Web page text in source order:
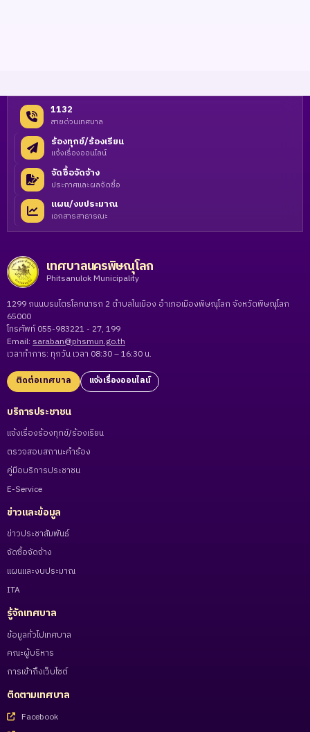
1132
สายด่วนเทศบาล
ร้องทุกข์/ร้องเรียน
แจ้งเรื่องออนไลน์
จัดซื้อจัดจ้าง
ประกาศและผลจัดซื้อ
แผน/งบประมาณ
เอกสารสาธารณะ
เทศบาลนครพิษณุโลก
Phitsanulok Municipality
1299 ถนนบรมไตรโลกนารถ 2 ตำบลในเมือง อำเภอเมืองพิษณุโลก จังหวัดพิษณุโลก
65000
โทรศัพท์ 055-983221 - 27, 199
Email: saraban@phsmun.go.th
เวลาทำการ: ทุกวัน เวลา 08:30 – 16:30 น.
ติดต่อเทศบาล แจ้งเรื่องออนไลน์
บริการประชาชน
แจ้งเรื่องร้องทุกข์/ร้องเรียน
ตรวจสอบสถานะคำร้อง
คู่มือบริการประชาชน
E-Service
ข่าวและข้อมูล
ข่าวประชาสัมพันธ์
จัดซื้อจัดจ้าง
แผนและงบประมาณ
ITA
รู้จักเทศบาล
ข้อมูลทั่วไปเทศบาล
คณะผู้บริหาร
การเข้าถึงเว็บไซต์
ติดตามเทศบาล
Facebook